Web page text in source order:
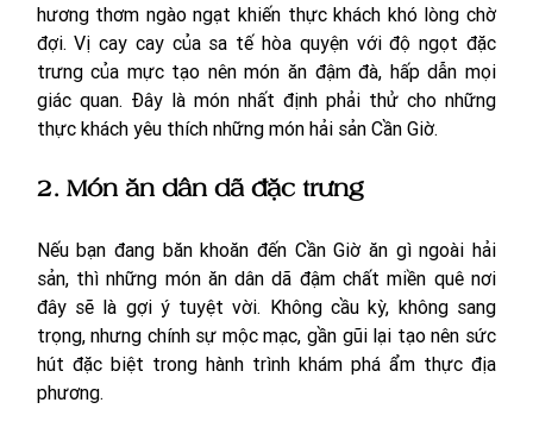
hương thơm ngào ngạt khiến thực khách khó lòng chờ
đợi. Vị cay cay của sa tế hòa quyện với độ ngọt đặc
trưng của mực tạo nên món ăn đậm đà, hấp dẫn mọi
giác quan. Đây là món nhất định phải thử cho những
thực khách yêu thích những món hải sản Cần Giờ.
2. Món ăn dân dã đặc trưng
Nếu bạn đang băn khoăn đến Cần Giờ ăn gì ngoài hải
sản, thì những món ăn dân dã đậm chất miền quê nơi
đây sẽ là gợi ý tuyệt vời. Không cầu kỳ, không sang
trọng, nhưng chính sự mộc mạc, gần gũi lại tạo nên sức
hút đặc biệt trong hành trình khám phá ẩm thực địa
phương.